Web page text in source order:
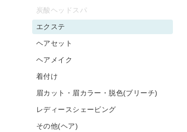
炭酸ヘッドスパ
エクステ
ヘアセット
ヘアメイク
着付け
眉カット・眉カラー・脱色(ブリーチ)
レディースシェービング
その他(ヘア)